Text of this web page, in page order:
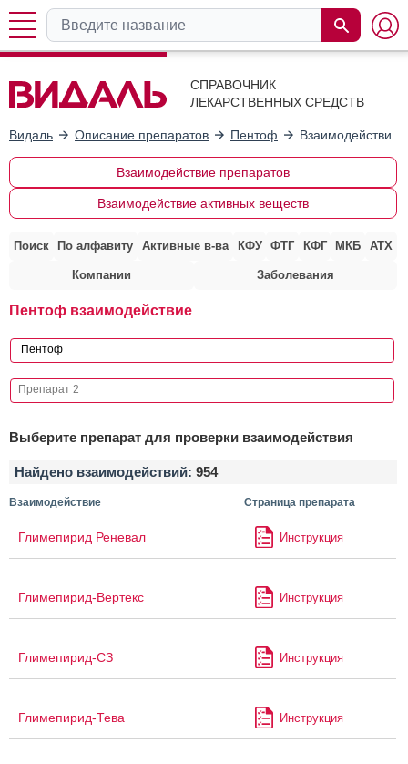
СПРАВОЧНИК
ЛЕКАРСТВЕННЫХ СРЕДСТВ
Видаль Описание препаратов Пентоф Взаимодействие
Взаимодействие препаратов
Взаимодействие активных веществ
Поиск По алфавиту Активные в-ва КФУ ФТГ КФГ МКБ АТХ
Компании Заболевания
Пентоф взаимодействие
Выберите препарат для проверки взаимодействия
Найдено взаимодействий: 954
Взаимодействие Страница препарата
Глимепирид Реневал Инструкция
Глимепирид-Вертекс Инструкция
Глимепирид-СЗ Инструкция
Глимепирид-Тева Инструкция